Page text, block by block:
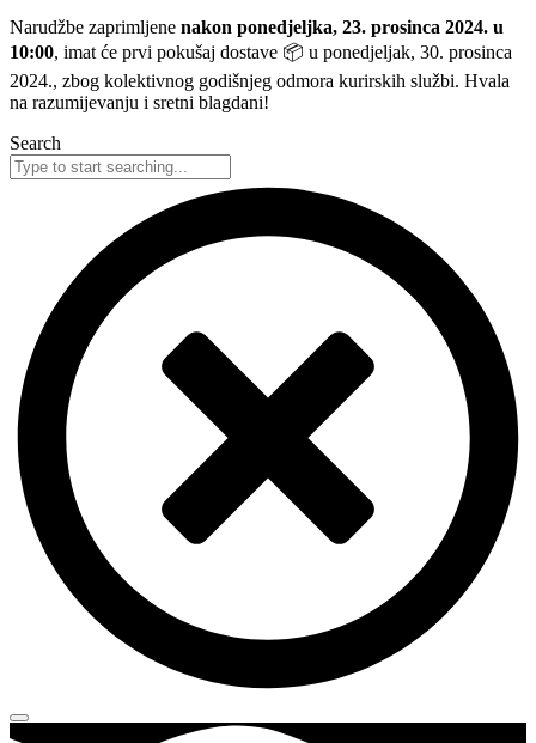
Narudžbe zaprimljene nakon ponedjeljka, 23. prosinca 2024. u
10:00, imat će prvi pokušaj dostave 📦 u ponedjeljak, 30. prosinca
2024., zbog kolektivnog godišnjeg odmora kurirskih službi. Hvala
na razumijevanju i sretni blagdani!
Search